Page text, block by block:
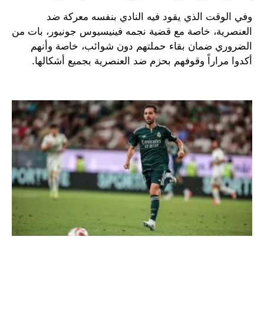
وفي الوقت الذي يقود فيه النادي بنفسه معركة ضد
العنصرية، خاصة مع قضية نجمه فينيسيوس جونيور، بات من
الضروري ضمان بقاء حملتهم دون شوائب، خاصة وأنهم
أكدوا مراراً وقوفهم بحزم ضد العنصرية بجميع أشكالها.